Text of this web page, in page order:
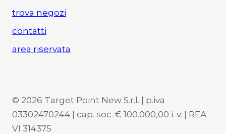
trova negozi
contatti
area riservata
© 2026 Target Point New S.r.l. | p.iva
03302470244 | cap. soc. € 100.000,00 i. v. | REA
VI 314375